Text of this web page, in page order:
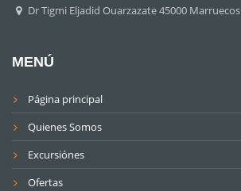
Dr Tigmi Eljadid Ouarzazate 45000 Marruecos
MENÚ
Página principal
Quienes Somos
Excursiónes
Ofertas